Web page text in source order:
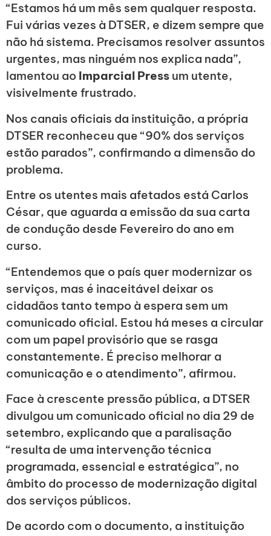
“Estamos há um mês sem qualquer resposta.
Fui várias vezes à DTSER, e dizem sempre que
não há sistema. Precisamos resolver assuntos
urgentes, mas ninguém nos explica nada”,
lamentou ao Imparcial Press um utente,
visivelmente frustrado.
Nos canais oficiais da instituição, a própria
DTSER reconheceu que “90% dos serviços
estão parados”, confirmando a dimensão do
problema.
Entre os utentes mais afetados está Carlos
César, que aguarda a emissão da sua carta
de condução desde Fevereiro do ano em
curso.
“Entendemos que o país quer modernizar os
serviços, mas é inaceitável deixar os
cidadãos tanto tempo à espera sem um
comunicado oficial. Estou há meses a circular
com um papel provisório que se rasga
constantemente. É preciso melhorar a
comunicação e o atendimento”, afirmou.
Face à crescente pressão pública, a DTSER
divulgou um comunicado oficial no dia 29 de
setembro, explicando que a paralisação
“resulta de uma intervenção técnica
programada, essencial e estratégica”, no
âmbito do processo de modernização digital
dos serviços públicos.
De acordo com o documento, a instituição